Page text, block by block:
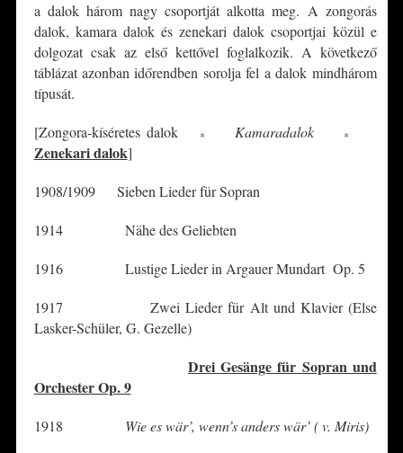
a dalok három nagy csoportját alkotta meg. A zongorás
dalok, kamara dalok és zenekari dalok csoportjai közül e
dolgozat csak az első kettővel foglalkozik. A következő
táblázat azonban időrendben sorolja fel a dalok mindhárom
típusát.
[Zongora-kíséretes dalok * Kamaradalok *
Zenekari dalok]
1908/1909 Sieben Lieder für Sopran
1914 Nähe des Geliebten
1916 Lustige Lieder in Argauer Mundart Op. 5
1917 Zwei Lieder für Alt und Klavier (Else
Lasker-Schüler, G. Gezelle)
Drei Gesänge für Sopran und
Orchester Op. 9
1918 Wie es wär’, wenn’s anders wär’ ( v. Miris)